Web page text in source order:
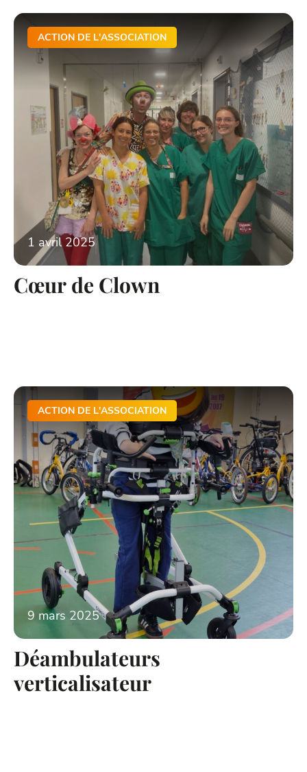
ACTION DE L'ASSOCIATION
1 avril 2025
Cœur de Clown
ACTION DE L'ASSOCIATION
9 mars 2025
Déambulateurs
verticalisateur